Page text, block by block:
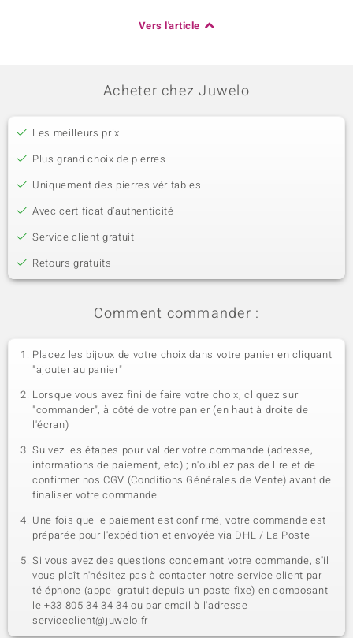
Vers l'article
Acheter chez Juwelo
Les meilleurs prix
Plus grand choix de pierres
Uniquement des pierres véritables
Avec certificat d’authenticité
Service client gratuit
Retours gratuits
Comment commander :
Placez les bijoux de votre choix dans votre panier en cliquant
"ajouter au panier"
Lorsque vous avez fini de faire votre choix, cliquez sur
"commander", à côté de votre panier (en haut à droite de
l'écran)
Suivez les étapes pour valider votre commande (adresse,
informations de paiement, etc) ; n'oubliez pas de lire et de
confirmer nos CGV (Conditions Générales de Vente) avant de
finaliser votre commande
Une fois que le paiement est confirmé, votre commande est
préparée pour l'expédition et envoyée via DHL / La Poste
Si vous avez des questions concernant votre commande, s'il
vous plaît n'hésitez pas à contacter notre service client par
téléphone (appel gratuit depuis un poste fixe) en composant
le +33 805 34 34 34 ou par email à l'adresse
serviceclient@juwelo.fr